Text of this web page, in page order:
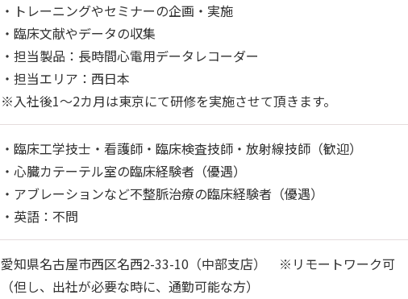
・トレーニングやセミナーの企画・実施
・臨床文献やデータの収集
・担当製品：長時間心電用データレコーダー
・担当エリア：西日本
※入社後1～2カ月は東京にて研修を実施させて頂きます。
・臨床工学技士・看護師・臨床検査技師・放射線技師（歓迎）
・心臓カテーテル室の臨床経験者（優遇）
・アブレーションなど不整脈治療の臨床経験者（優遇）
・英語：不問
愛知県名古屋市西区名西2-33-10（中部支店） ※リモートワーク可
（但し、出社が必要な時に、通勤可能な方）